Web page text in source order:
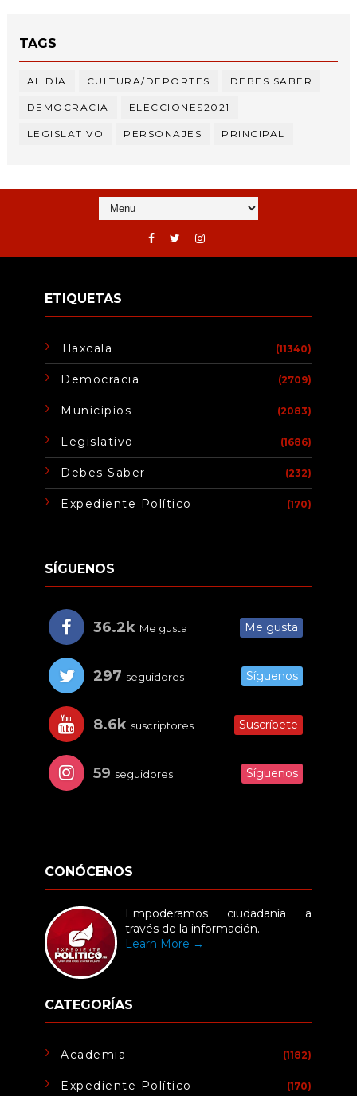
TAGS
AL DÍA CULTURA/DEPORTES DEBES SABER
DEMOCRACIA ELECCIONES2021
LEGISLATIVO PERSONAJES PRINCIPAL
ETIQUETAS
Tlaxcala (11340)
Democracia (2709)
Municipios (2083)
Legislativo (1686)
Debes Saber (232)
Expediente Político (170)
SÍGUENOS
36.2k Me gusta Me gusta
297 seguidores Síguenos
8.6k suscriptores Suscríbete
59 seguidores Síguenos
CONÓCENOS
Empoderamos ciudadanía a
través de la información.
Learn More →
CATEGORÍAS
Academia (1182)
Expediente Político (170)